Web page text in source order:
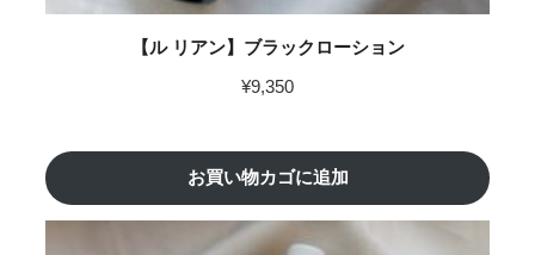
【ル リアン】ブラックローション
¥9,350
お買い物カゴに追加